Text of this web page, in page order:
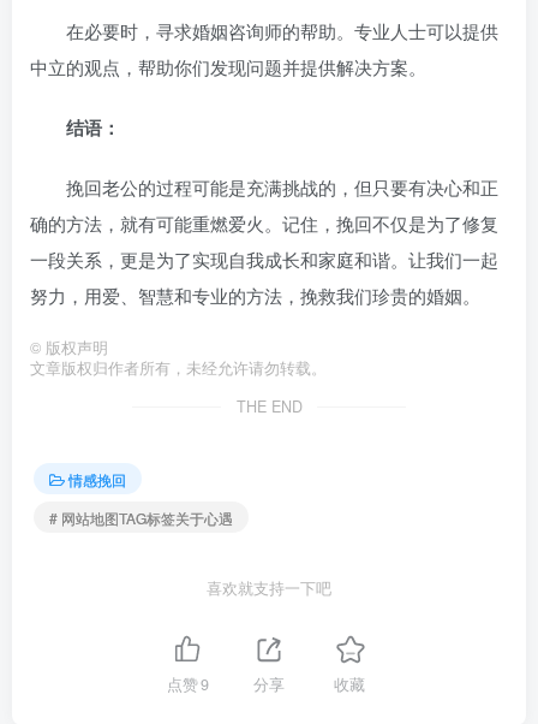
在必要时，寻求婚姻咨询师的帮助。专业人士可以提供
中立的观点，帮助你们发现问题并提供解决方案。
结语：
挽回老公的过程可能是充满挑战的，但只要有决心和正
确的方法，就有可能重燃爱火。记住，挽回不仅是为了修复
一段关系，更是为了实现自我成长和家庭和谐。让我们一起
努力，用爱、智慧和专业的方法，挽救我们珍贵的婚姻。
© 版权声明
文章版权归作者所有，未经允许请勿转载。
THE END
情感挽回
# 网站地图TAG标签关于心遇
喜欢就支持一下吧
点赞9 分享 收藏